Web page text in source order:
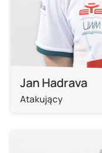
Jan Hadrava
Atakujący